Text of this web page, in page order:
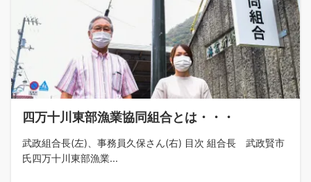
四万十川東部漁業協同組合とは・・・
武政組合長(左)、事務員久保さん(右) 目次 組合長 武政賢市
氏四万十川東部漁業...